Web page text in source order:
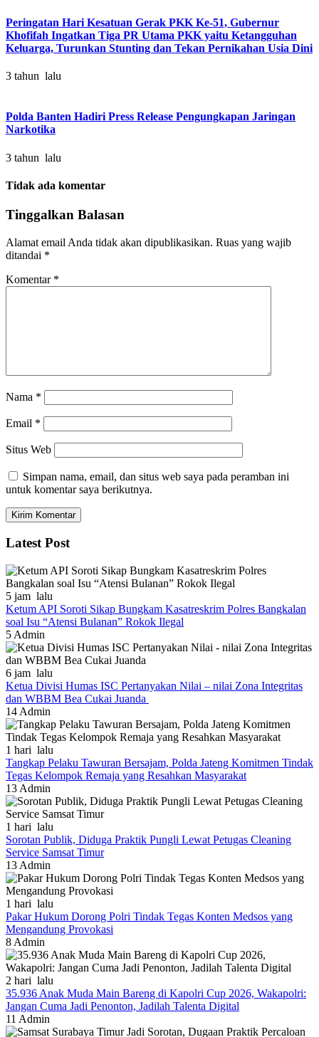
Peringatan Hari Kesatuan Gerak PKK Ke-51, Gubernur
Khofifah Ingatkan Tiga PR Utama PKK yaitu Ketangguhan
Keluarga, Turunkan Stunting dan Tekan Pernikahan Usia Dini
3 tahun lalu
Polda Banten Hadiri Press Release Pengungkapan Jaringan
Narkotika
3 tahun lalu
Tidak ada komentar
Tinggalkan Balasan
Alamat email Anda tidak akan dipublikasikan. Ruas yang wajib
ditandai *
Komentar *
Nama *
Email *
Situs Web
Simpan nama, email, dan situs web saya pada peramban ini
untuk komentar saya berikutnya.
Latest Post
5 jam lalu
Ketum API Soroti Sikap Bungkam Kasatreskrim Polres Bangkalan
soal Isu “Atensi Bulanan” Rokok Ilegal
5 Admin
6 jam lalu
Ketua Divisi Humas ISC Pertanyakan Nilai – nilai Zona Integritas
dan WBBM Bea Cukai Juanda
14 Admin
1 hari lalu
Tangkap Pelaku Tawuran Bersajam, Polda Jateng Komitmen Tindak
Tegas Kelompok Remaja yang Resahkan Masyarakat
13 Admin
1 hari lalu
Sorotan Publik, Diduga Praktik Pungli Lewat Petugas Cleaning
Service Samsat Timur
13 Admin
1 hari lalu
Pakar Hukum Dorong Polri Tindak Tegas Konten Medsos yang
Mengandung Provokasi
8 Admin
2 hari lalu
35.936 Anak Muda Main Bareng di Kapolri Cup 2026, Wakapolri:
Jangan Cuma Jadi Penonton, Jadilah Talenta Digital
11 Admin